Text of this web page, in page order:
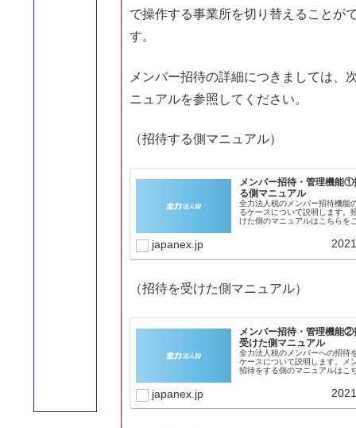
で操作する事業所を切り替えることが
す。
メンバー招待の詳細につきましては、
ニュアルを参照してください。
（招待する側マニュアル）
メンバー招待・管理機能①
る側マニュアル
全力法人税のメンバー招待機能
るケースについて説明します。
けた側のマニュアルはこちらを
語の説明オーナー：最初にアカ
作成し、そのアカウントを管理
japanex.jp
（招待を受けた側マニュアル）
メンバー招待・管理機能②
受けた側マニュアル
全力法人税のメンバーへの招待
ケースについて説明します。メ
招待をする側のマニュアルはこ
こと用語の説明オーナー：最初
ントを作成し、そのアカウント
japanex.jp